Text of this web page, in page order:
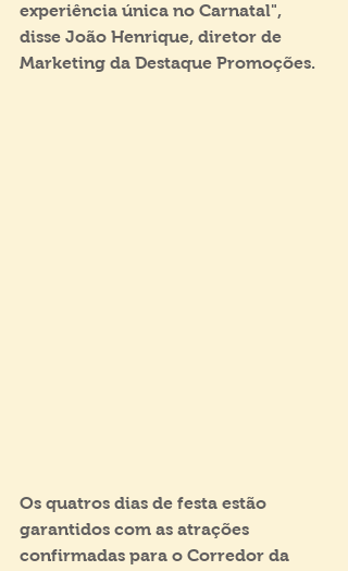
experiência única no Carnatal",
disse João Henrique, diretor de
Marketing da Destaque Promoções.
Os quatros dias de festa estão
garantidos com as atrações
confirmadas para o Corredor da